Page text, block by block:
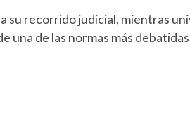
su recorrido judicial, mientras
una de las normas más